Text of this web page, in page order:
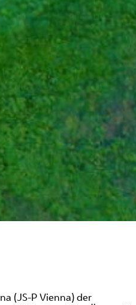
(JS-P Vienna) der